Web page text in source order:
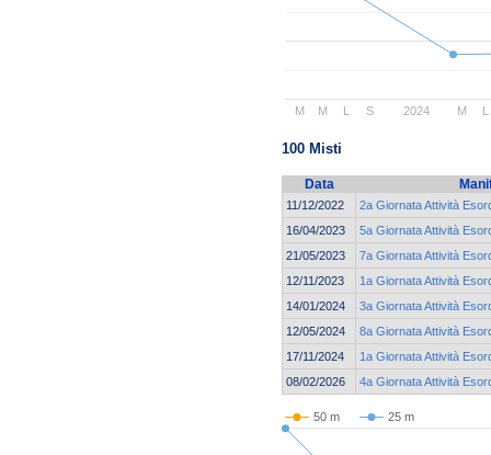
2024
M M S M
100 Misti
Data
11/12/2022
2a Giornata Attività
16/04/2023
5a Giornata Attività
21/05/2023
7a Giornata Attività
12/11/2023
1a Giornata Attività
14/01/2024
3a Giornata Attività
12/05/2024
8a Giornata Attività
17/11/2024
1a Giornata Attività
08/02/2026
4a Giornata Attività
50 m 25 m